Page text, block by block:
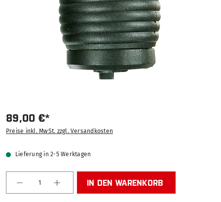
89,00 €*
Preise inkl. MwSt. zzgl. Versandkosten
Lieferung in 2-5 Werktagen
Produkt Anzahl: Gib den gewünschten Wert ein
IN DEN WARENKORB